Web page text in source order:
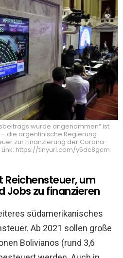
wurde angenommen“ ist
die argentinische Regierung
zur Finanzierung der Corona-
https://tinyurl.com/y5dc8gcm
Reichensteuer, um
Jobs zu finanzieren
südamerikanisches
Ab 2021 sollen große
Bolivianos (rund 3,6